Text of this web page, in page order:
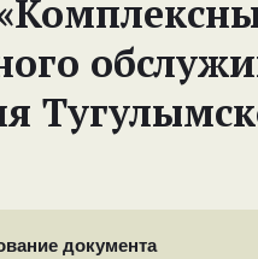
документа